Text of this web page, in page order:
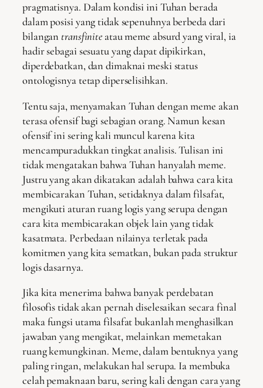
pragmatisnya. Dalam kondisi ini Tuhan berada
dalam posisi yang tidak sepenuhnya berbeda dari
bilangan transfiniteatau meme absurd yang viral, ia
hadir sebagai sesuatu yang dapat dipikirkan,
diperdebatkan, dan dimaknai meski status
ontologisnya tetap diperselisihkan.
Tentu saja, menyamakan Tuhan dengan meme akan
terasa ofensif bagi sebagian orang. Namun kesan
ofensif ini sering kali muncul karena kita
mencampuradukkan tingkat analisis. Tulisan ini
tidak mengatakan bahwa Tuhan hanyalah meme.
Justru yang akan dikatakan adalah bahwa cara kita
membicarakan Tuhan, setidaknya dalam filsafat,
mengikuti aturan ruang logis yang serupa dengan
cara kita membicarakan objek lain yang tidak
kasatmata. Perbedaan nilainya terletak pada
komitmen yang kita sematkan, bukan pada struktur
logis dasarnya.
Jika kita menerima bahwa banyak perdebatan
filosofis tidak akan pernah diselesaikan secara final
maka fungsi utama filsafat bukanlah menghasilkan
jawaban yang mengikat, melainkan memetakan
ruang kemungkinan. Meme, dalam bentuknya yang
paling ringan, melakukan hal serupa. Ia membuka
celah pemaknaan baru, sering kali dengan cara yang